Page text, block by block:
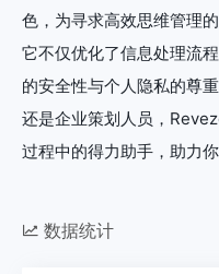
色，为寻求高效思维管理
它不仅优化了信息处理流
的安全性与个人隐私的尊
还是企业策划人员，
过程中的得力助手，助力
数据统计